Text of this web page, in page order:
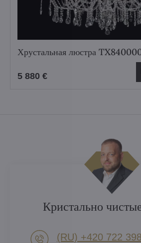
Хрустальная люстра
5 880 €
Кристально
(RU) +420 722